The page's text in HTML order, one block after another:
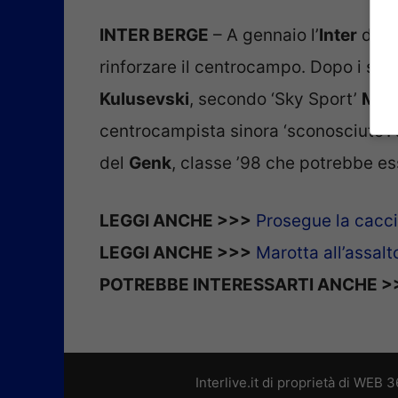
INTER BERGE – A gennaio l’Inter
rinforzare il centrocampo. Dopo i
Kulusevski, secondo ‘Sky Sport’
centrocampista sinora
del Genk, classe ’98 che potrebbe
LEGGI ANCHE >>> Prosegue la
LEGGI ANCHE >>> Marotta
POTREBBE INTERESSARTI ANCHE
Interlive.it di proprietà di WEB